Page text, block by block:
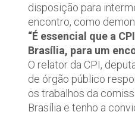
disposição para
encontro, como
“É essencial que a
Brasília, para um
O relator da CPI,
de órgão público
os trabalhos da
Brasília e tenho a